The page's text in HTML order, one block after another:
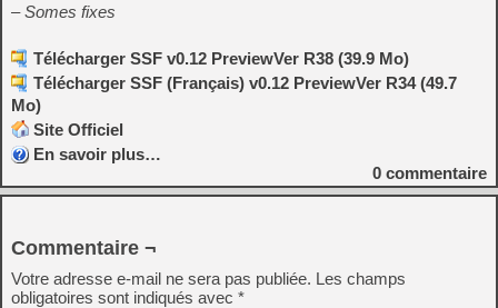
– Somes fixes
Télécharger SSF v0.12 PreviewVer R38 (39.9 Mo)
Télécharger SSF (Français) v0.12 PreviewVer R34 (49.7
Mo)
Site Officiel
En savoir plus…
0 commentaire
Commentaire ¬
Votre adresse e-mail ne sera pas publiée. Les champs
obligatoires sont indiqués avec *